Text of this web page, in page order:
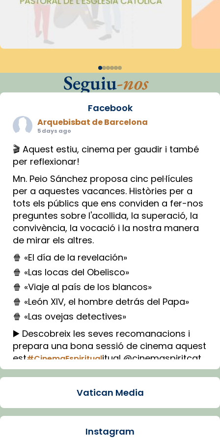
Seguiu-nos
Facebook
Arquebisbat de Barcelona
5 days ago
🎬 Aquest estiu, cinema per gaudir i també
per reflexionar!
Mn. Peio Sánchez proposa cinc pel·lícules
per a aquestes vacances. Històries per a
tots els públics que ens conviden a fer-nos
preguntes sobre l'acollida, la superació, la
convivència, la vocació i la nostra manera
de mirar els altres.
🍿 «El día de la revelación»
🍿 «Las locas del Obelisco»
🍿 «Viaje al país de los blancos»
🍿 «León XIV, el hombre detrás del Papa»
🍿 «Las ovejas detectives»
▶️ Descobreix les seves recomanacions i
prepara una bona sessió de cinema aquest
est#CinemaEspiritualitual @cinemaspiritcat
Imatge: Generada amb IA (OpenAI)
Arquebisbat de Barcelona
Vatican Media
Instagram